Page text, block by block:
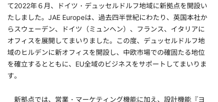
て2022年６月、ドイツ・デュッセルドルフ地域に新拠点を開設い
たしました。JAE Europeは、過去四半世紀にわたり、英国本社か
らスウェーデン、ドイツ（ミュンヘン）、フランス、イタリアに
オフィスを展開してまいりました。この度、デュッセルドルフ地
域のヒルデンに新オフィスを開設し、中欧市場での確固たる地位
を確立するとともに、EU全域のビジネスをサポートしてまいりま
す。
新拠点では、営業・マーケティング機能に加え、設計機能『ヨ